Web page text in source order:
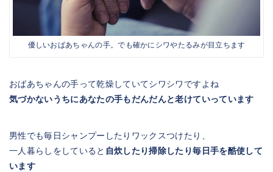
優しいおばあちゃんの手。でも確かにシワやたるみが目立ちます
おばあちゃんの手って乾燥していてシワシワですよね
気づかないうちにあなたの手もだんだんと老けていっています
男性でも毎日シャンプーしたりワックスつけたり、
一人暮らしをしていると 自炊したり掃除したり毎日手を酷使して
います